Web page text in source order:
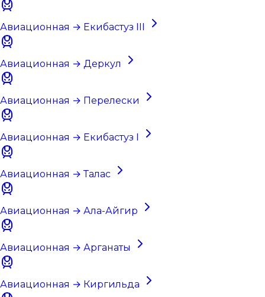
Авиационная → Екибастуз III
Авиационная → Деркул
Авиационная → Перелески
Авиационная → Екибастуз I
Авиационная → Талас
Авиационная → Ала-Айгир
Авиационная → Арганаты
Авиационная → Киргильда